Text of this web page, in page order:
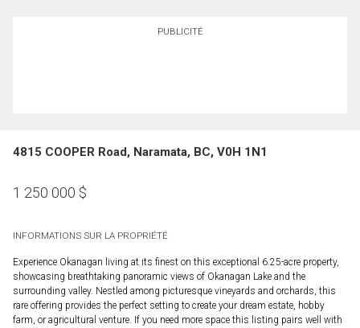
PUBLICITÉ
4815 COOPER Road, Naramata, BC, V0H 1N1
1 250 000 $
INFORMATIONS SUR LA PROPRIÉTÉ
Experience Okanagan living at its finest on this exceptional 6.25-acre property,
showcasing breathtaking panoramic views of Okanagan Lake and the
surrounding valley. Nestled among picturesque vineyards and orchards, this
rare offering provides the perfect setting to create your dream estate, hobby
farm, or agricultural venture. If you need more space this listing pairs well with